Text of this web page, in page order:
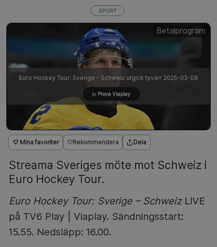
♡ Mina favoriter Rekommendera Dela
Streama Sveriges möte mot Schweiz i
Euro Hockey Tour.
Euro Hockey Tour: Sverige – SchweizLIVE
på TV6 Play | Viaplay. Sändningsstart:
15.55. Nedsläpp: 16.00.
Betalprogram
Euro Hockey Tour: Sverige – Schweiz utgick tyvärr 2025-02-08
▷ Prova Viaplay
SPORT